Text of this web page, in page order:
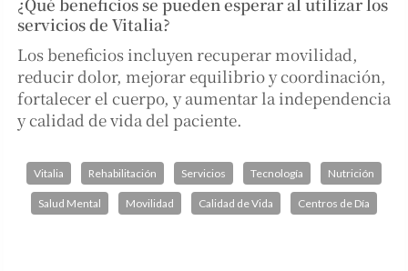
servicios de Vitalia?
Los beneficios incluyen recuperar movilidad,
reducir dolor, mejorar equilibrio y coordinación,
fortalecer el cuerpo, y aumentar la independencia
y calidad de vida del paciente.
Vitalia Rehabilitación Servicios Tecnología Nutrición
Salud Mental Movilidad Calidad de Vida Centros de Día